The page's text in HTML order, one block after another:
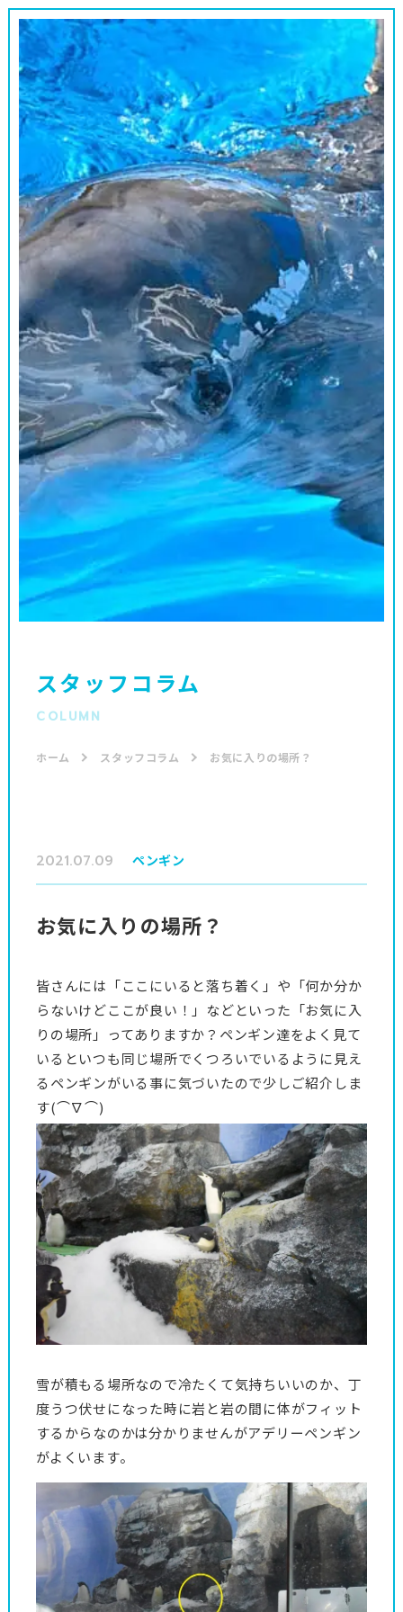
スタッフコラム
COLUMN
ホーム スタッフコラム お気に入りの場所？
2021.07.09 ペンギン
お気に入りの場所？
皆さんには「ここにいると落ち着く」や「何か分か
らないけどここが良い！」などといった「お気に入
りの場所」ってありますか？ペンギン達をよく見て
いるといつも同じ場所でくつろいでいるように見え
るペンギンがいる事に気づいたので少しご紹介しま
す(⌒∇⌒)
雪が積もる場所なので冷たくて気持ちいいのか、丁
度うつ伏せになった時に岩と岩の間に体がフィット
するからなのかは分かりませんがアデリーペンギン
がよくいます。